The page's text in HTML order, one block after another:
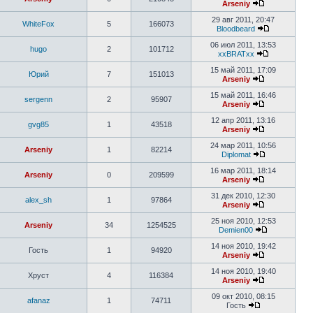
Arseniy
WhiteFox 5 166073
29 авг 2011, 20:47
Bloodbeard
hugo 2 101712
06 июл 2011, 13:53
xxBRATxx
Юрий 7 151013
15 май 2011, 17:09
Arseniy
sergenn 2 95907
15 май 2011, 16:46
Arseniy
gvg85 1 43518
12 апр 2011, 13:16
Arseniy
Arseniy 1 82214
24 мар 2011, 10:56
Diplomat
Arseniy 0 209599
16 мар 2011, 18:14
Arseniy
alex_sh 1 97864
31 дек 2010, 12:30
Arseniy
Arseniy 34 1254525
25 ноя 2010, 12:53
Demien00
Гость 1 94920
14 ноя 2010, 19:42
Arseniy
Хруст 4 116384
14 ноя 2010, 19:40
Arseniy
afanaz 1 74711
09 окт 2010, 08:15
Гость